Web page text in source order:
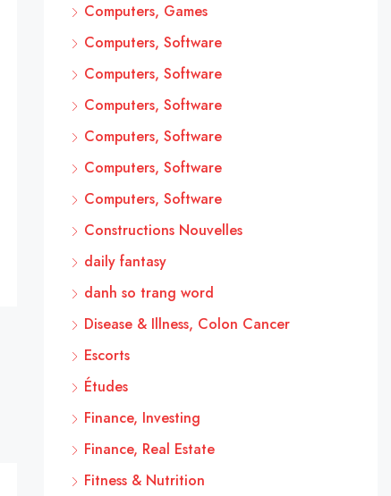
Computers, Games
Computers, Software
Computers, Software
Computers, Software
Computers, Software
Computers, Software
Computers, Software
Constructions Nouvelles
daily fantasy
danh so trang word
Disease & Illness, Colon Cancer
Escorts
Études
Finance, Investing
Finance, Real Estate
Fitness & Nutrition